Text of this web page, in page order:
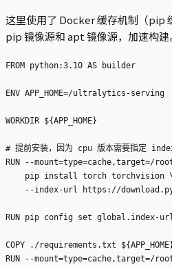
这里使用了 Docker 缓存机制（pip
pip 镜像源和 apt 镜像源，加速构建
FROM python:3.10 AS builder
ENV APP_HOME=/ultralytics-serving
WORKDIR ${APP_HOME}
# 提前安装，因为 cpu 版本需要指定
RUN --mount=type=cache,target=/
pip install torch torchvision
--index-url https://
RUN pip config set global.index-
COPY ./requirements.txt
RUN --mount=type=cache,target=/